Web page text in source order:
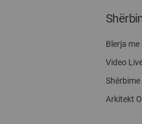
Blerja me
Video
Arkitekt